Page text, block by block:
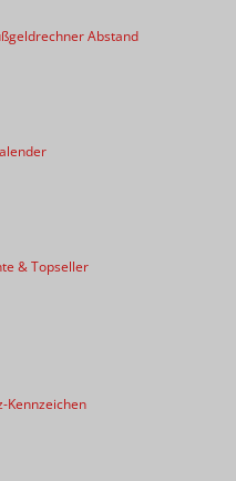
Abstand
& Topseller
Kennzeichen